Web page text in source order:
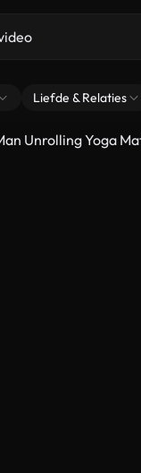
Liefde & Relaties
Unrolling Yoga